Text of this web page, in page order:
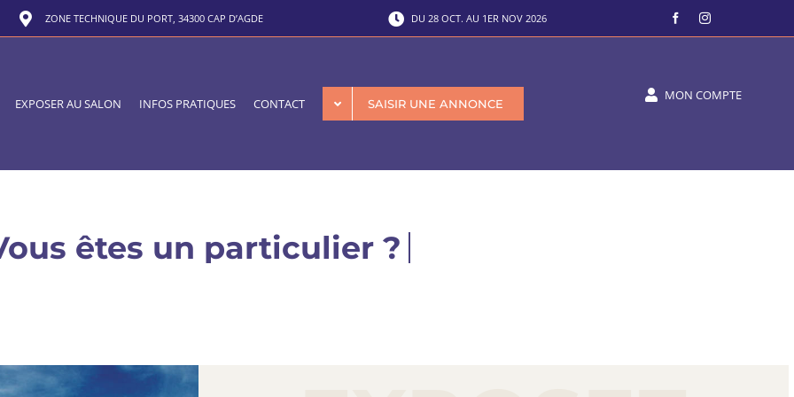
ZONE TECHNIQUE DU PORT, 34300 CAP D’AGDE DU 28 OCT. AU 1ER NOV 2026
EXPOSER AU SALON INFOS PRATIQUES CONTACT SAISIR UNE ANNONCE
MON COMPTE